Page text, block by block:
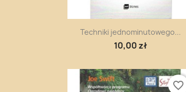
Szybki podgląd
Techniki jednominutowego...
10,00 zł
favorite_border